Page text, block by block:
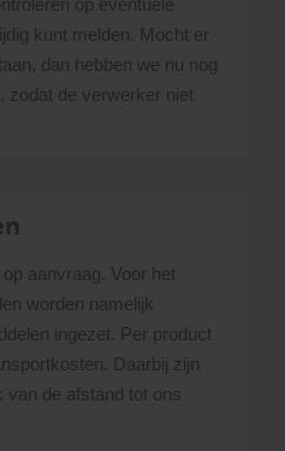
op eventuele
kunt melden. Mocht er
dan hebben we nu nog
zodat de verwerker niet
aanvraag. Voor het
worden namelijk
ingezet. Per product
Daarbij zijn
van de afstand tot ons